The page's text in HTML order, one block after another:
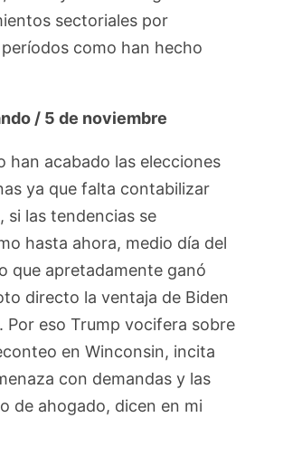
sectoriales por
como han hecho
/ 5 de noviembre
han acabado las elecciones
ya que falta contabilizar
si las tendencias se
hasta ahora, medio día del
que apretadamente ganó
directo la ventaja de Biden
Por eso Trump vocifera sobre
en Winconsin, incita
con demandas y las
de ahogado, dicen en mi